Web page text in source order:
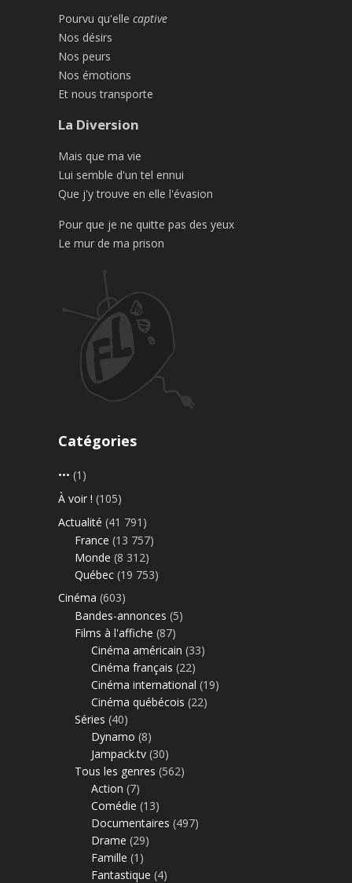
Pourvu qu'elle captive
Nos désirs
Nos peurs
Nos émotions
Et nous transporte
La Diversion
Mais que ma vie
Lui semble d'un tel ennui
Que j'y trouve en elle l'évasion
Pour que je ne quitte pas des yeux
Le mur de ma prison
Catégories
••• (1)
À voir ! (105)
Actualité (41 791)
France (13 757)
Monde (8 312)
Québec (19 753)
Cinéma (603)
Bandes-annonces (5)
Films à l'affiche (87)
Cinéma américain (33)
Cinéma français (22)
Cinéma international (19)
Cinéma québécois (22)
Séries (40)
Dynamo (8)
Jampack.tv (30)
Tous les genres (562)
Action (7)
Comédie (13)
Documentaires (497)
Drame (29)
Famille (1)
Fantastique (4)